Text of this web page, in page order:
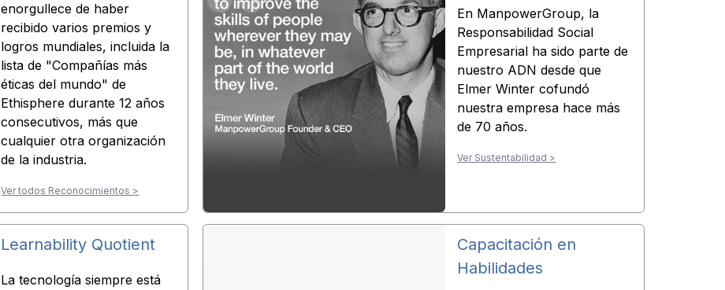
enorgullece de haber
recibido varios premios y
logros mundiales, incluida la
lista de "Compañías más
éticas del mundo" de
Ethisphere durante 12 años
consecutivos, más que
cualquier otra organización
de la industria.
Ver todos Reconocimientos >
En ManpowerGroup, la
Responsabilidad Social
Empresarial ha sido parte de
nuestro ADN desde que
Elmer Winter cofundó
nuestra empresa hace más
de 70 años.
Ver Sustentabilidad >
Learnability Quotient
La tecnología siempre está
Capacitación en
Habilidades